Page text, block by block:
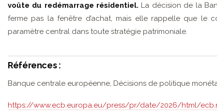
voûte du redémarrage résidentiel. La décision de la
ferme pas la fenêtre d’achat, mais elle rappelle que le
paramètre central dans toute stratégie patrimoniale.
Références :
Banque centrale européenne, Décisions de politique
https://www.ecb.europa.eu/press/pr/date/2026/html/